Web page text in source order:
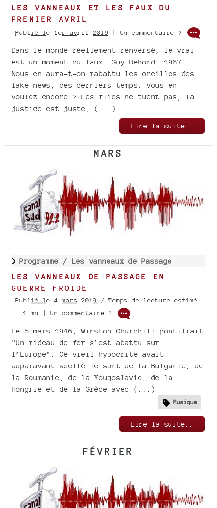
LES VANNEAUX ET LES FAUX DU
PREMIER AVRIL
Publié le 1er avril 2019 | Un commentaire ?
Dans le monde réellement renversé, le vrai
est un moment du faux. Guy Debord. 1967
Nous en aura-t-on rabattu les oreilles des
fake news, ces derniers temps. Vous en
voulez encore ? Les flics ne tuent pas, la
justice est juste, (...)
Lire la suite..
MARS
Programme / Les vanneaux de Passage
LES VANNEAUX DE PASSAGE EN
GUERRE FROIDE
Publié le 4 mars 2019 / Temps de lecture estimé
: 1 mn | Un commentaire ?
Le 5 mars 1946, Winston Churchill pontifiait
"Un rideau de fer s’est abattu sur
l’Europe". Ce vieil hypocrite avait
auparavant scellé le sort de la Bulgarie, de
la Roumanie, de la Yougoslavie, de la
Hongrie et de la Grèce avec (...)
Musique
Lire la suite..
FÉVRIER